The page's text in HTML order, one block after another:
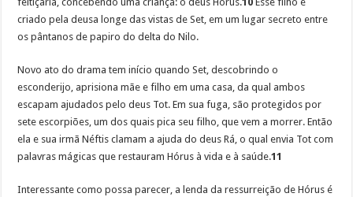
criado pela deusa longe das vistas de Set, em um lugar secreto entre
os pântanos de papiro do delta do Nilo.
Novo ato do drama tem início quando Set, descobrindo o
esconderijo, aprisiona mãe e filho em uma casa, da qual ambos
escapam ajudados pelo deus Tot. Em sua fuga, são protegidos por
sete escorpiões, um dos quais pica seu filho, que vem a morrer. Então
ela e sua irmã Néftis clamam a ajuda do deus Rá, o qual envia Tot com
palavras mágicas que restauram Hórus à vida e à saúde.11
Interessante como possa parecer, a lenda da ressurreição de Hórus é